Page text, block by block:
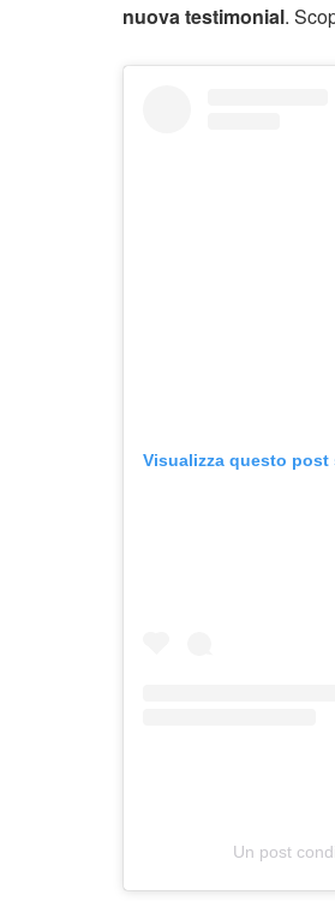
nuova testimonial.
Visualizza questo post
Un post